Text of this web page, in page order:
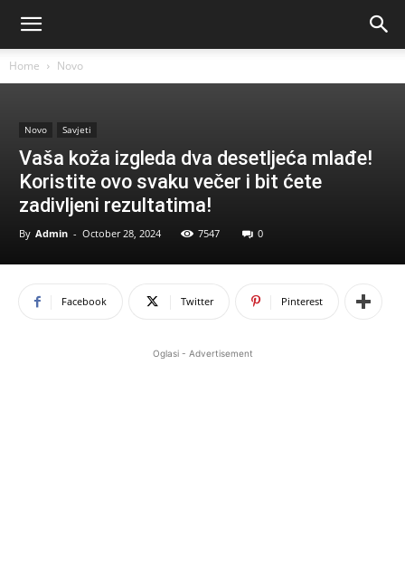
Home Novo
Novo Savjeti
Vaša koža izgleda dva desetljeća mlađe!
Koristite ovo svaku večer i bit ćete
zadivljeni rezultatima!
By Admin - October 28, 2024 7547 0
Facebook Twitter Pinterest
Oglasi - Advertisement